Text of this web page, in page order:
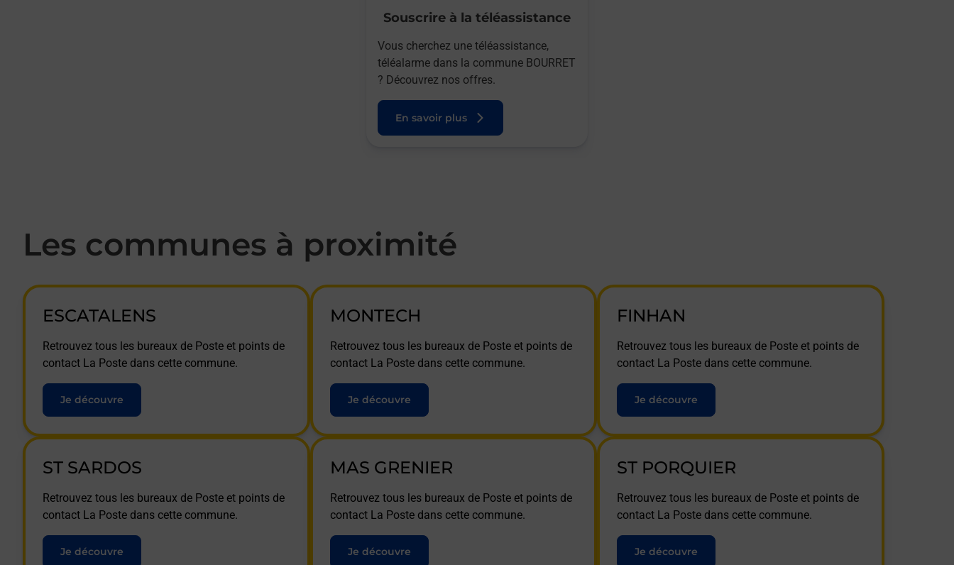
Souscrire à la téléassistance
Vous cherchez une téléassistance,
téléalarme dans la commune BOURRET
? Découvrez nos offres.
En savoir plus
Les communes à proximité
ESCATALENS
Retrouvez tous les bureaux de Poste et points de
contact La Poste dans cette commune.
Je découvre
MONTECH
Retrouvez tous les bureaux de Poste et points de
contact La Poste dans cette commune.
Je découvre
FINHAN
Retrouvez tous les bureaux de Poste et points de
contact La Poste dans cette commune.
Je découvre
ST SARDOS
Retrouvez tous les bureaux de Poste et points de
contact La Poste dans cette commune.
Je découvre
MAS GRENIER
Retrouvez tous les bureaux de Poste et points de
contact La Poste dans cette commune.
Je découvre
ST PORQUIER
Retrouvez tous les bureaux de Poste et points de
contact La Poste dans cette commune.
Je découvre